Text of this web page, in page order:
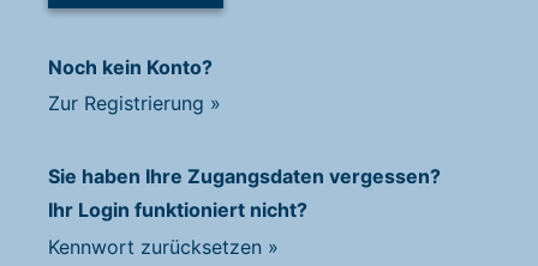
Noch kein Konto?
Zur Registrierung »
Sie haben Ihre Zugangsdaten vergessen?
Ihr Login funktioniert nicht?
Kennwort zurücksetzen »